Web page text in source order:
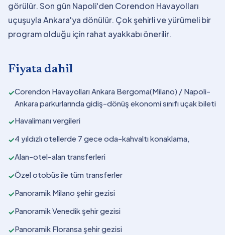
görülür. Son gün Napoli'den Corendon Havayolları
uçuşuyla Ankara'ya dönülür. Çok şehirli ve yürümeli bir
program olduğu için rahat ayakkabı önerilir.
Fiyata dahil
✓Corendon Havayolları Ankara Bergoma(Milano) / Napoli-
Ankara parkurlarında gidiş-dönüş ekonomi sınıfı uçak bileti
✓Havalimanı vergileri
✓4 yıldızlı otellerde 7 gece oda-kahvaltı konaklama,
✓Alan-otel-alan transferleri
✓Özel otobüs ile tüm transferler
✓Panoramik Milano şehir gezisi
✓Panoramik Venedik şehir gezisi
✓Panoramik Floransa şehir gezisi